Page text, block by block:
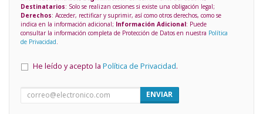
Destinatarios: Solo se realizan cesiones si existe una obligación legal;
Derechos: Acceder, rectificar y suprimir, así como otros derechos, como se
indica en la información adicional; Información Adicional: Puede
consultar la información completa de Protección de Datos en nuestra Política
de Privacidad
He leído y acepto la Política de Privacidad.
ENVIAR